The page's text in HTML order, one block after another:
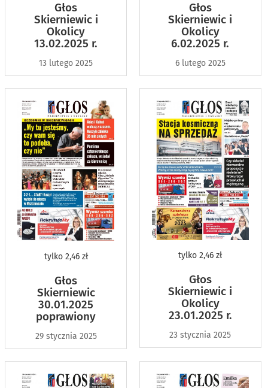
Głos
Skierniewic i
Okolicy
13.02.2025 r.
13 lutego 2025
Głos
Skierniewic i
Okolicy
6.02.2025 r.
6 lutego 2025
tylko2,46 zł
Głos
Skierniewic
30.01.2025
poprawiony
29 stycznia 2025
tylko 2,46 zł
Głos
Skierniewic i
Okolicy
23.01.2025 r.
23 stycznia 2025